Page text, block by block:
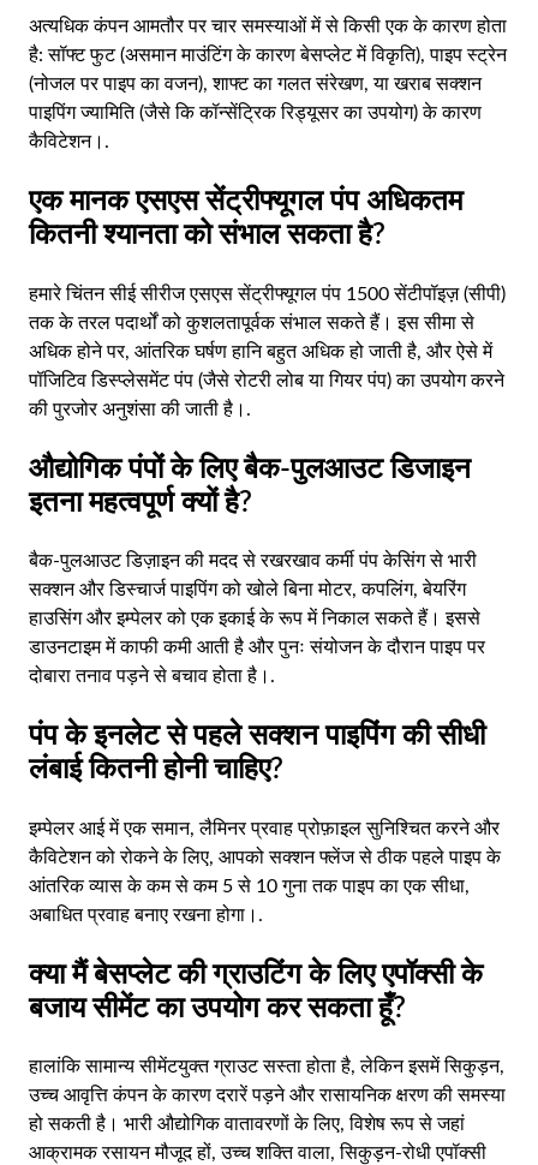
अत्यधिक कंपन आमतौर पर चार समस्याओं में से किसी एक के कारण होता
है: सॉफ्ट फुट (असमान माउंटिंग के कारण बेसप्लेट में विकृति), पाइप स्ट्रेन
(नोजल पर पाइप का वजन), शाफ्ट का गलत संरेखण, या खराब सक्शन
पाइपिंग ज्यामिति (जैसे कि कॉन्सेंट्रिक रिड्यूसर का उपयोग) के कारण
कैविटेशन।.
एक मानक एसएस सेंट्रीफ्यूगल पंप अधिकतम
कितनी श्यानता को संभाल सकता है?
हमारे चिंतन सीई सीरीज एसएस सेंट्रीफ्यूगल पंप 1500 सेंटीपॉइज़ (सीपी)
तक के तरल पदार्थों को कुशलतापूर्वक संभाल सकते हैं। इस सीमा से
अधिक होने पर, आंतरिक घर्षण हानि बहुत अधिक हो जाती है, और ऐसे में
पॉजिटिव डिस्प्लेसमेंट पंप (जैसे रोटरी लोब या गियर पंप) का उपयोग करने
की पुरजोर अनुशंसा की जाती है।.
औद्योगिक पंपों के लिए बैक-पुलआउट डिजाइन
इतना महत्वपूर्ण क्यों है?
बैक-पुलआउट डिज़ाइन की मदद से रखरखाव कर्मी पंप केसिंग से भारी
सक्शन और डिस्चार्ज पाइपिंग को खोले बिना मोटर, कपलिंग, बेयरिंग
हाउसिंग और इम्पेलर को एक इकाई के रूप में निकाल सकते हैं। इससे
डाउनटाइम में काफी कमी आती है और पुनः संयोजन के दौरान पाइप पर
दोबारा तनाव पड़ने से बचाव होता है।.
पंप के इनलेट से पहले सक्शन पाइपिंग की सीधी
लंबाई कितनी होनी चाहिए?
इम्पेलर आई में एक समान, लैमिनर प्रवाह प्रोफ़ाइल सुनिश्चित करने और
कैविटेशन को रोकने के लिए, आपको सक्शन फ्लेंज से ठीक पहले पाइप के
आंतरिक व्यास के कम से कम 5 से 10 गुना तक पाइप का एक सीधा,
अबाधित प्रवाह बनाए रखना होगा।.
क्या मैं बेसप्लेट की ग्राउटिंग के लिए एपॉक्सी के
बजाय सीमेंट का उपयोग कर सकता हूँ?
हालांकि सामान्य सीमेंटयुक्त ग्राउट सस्ता होता है, लेकिन इसमें सिकुड़न,
उच्च आवृत्ति कंपन के कारण दरारें पड़ने और रासायनिक क्षरण की समस्या
हो सकती है। भारी औद्योगिक वातावरणों के लिए, विशेष रूप से जहां
आक्रामक रसायन मौजूद हों, उच्च शक्ति वाला, सिकुड़न-रोधी एपॉक्सी